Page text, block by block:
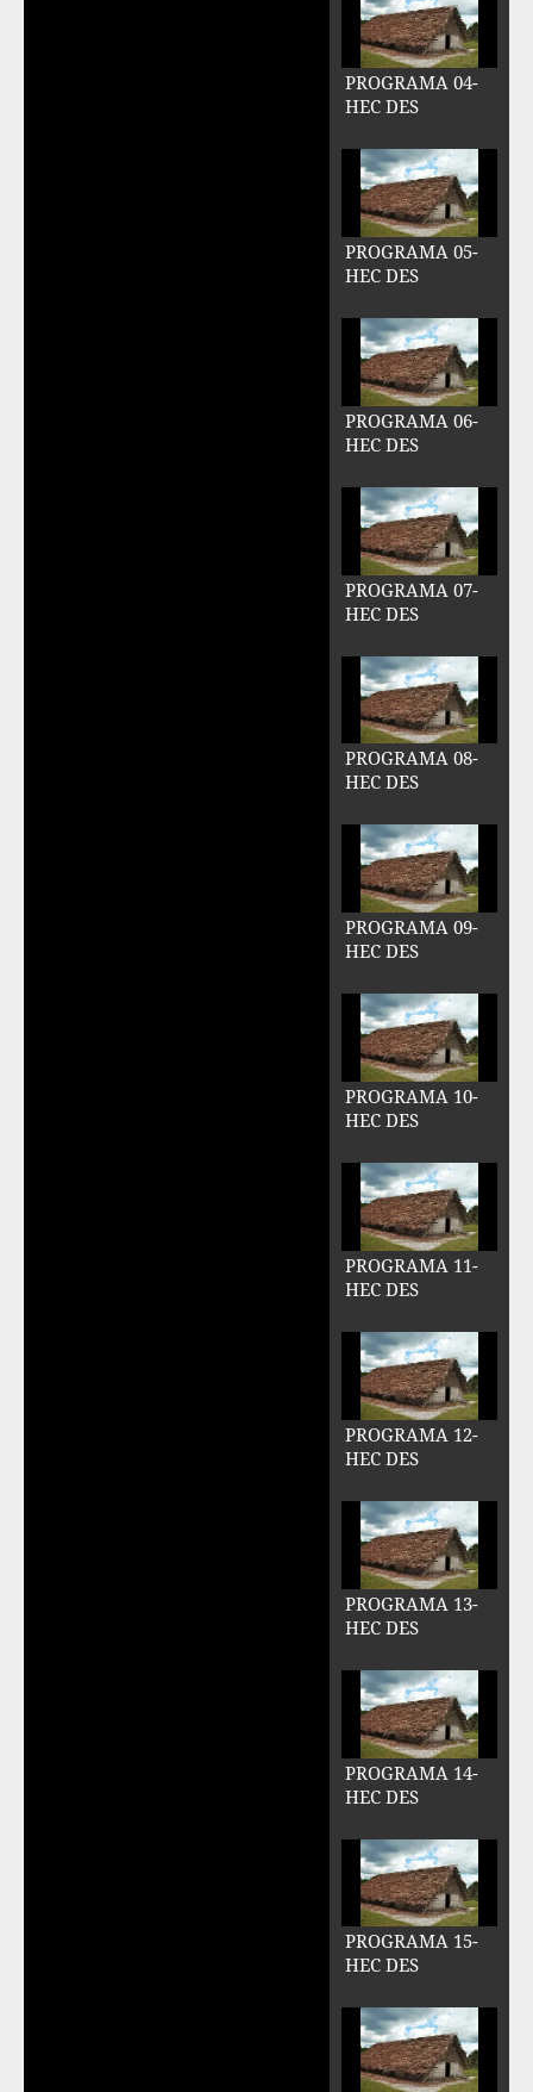
PROGRAMA 04-
HEC DES
PROGRAMA 05-
HEC DES
PROGRAMA 06-
HEC DES
PROGRAMA 07-
HEC DES
PROGRAMA 08-
HEC DES
PROGRAMA 09-
HEC DES
PROGRAMA 10-
HEC DES
PROGRAMA 11-
HEC DES
PROGRAMA 12-
HEC DES
PROGRAMA 13-
HEC DES
PROGRAMA 14-
HEC DES
PROGRAMA 15-
HEC DES